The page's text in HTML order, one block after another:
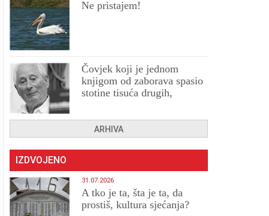
Ne pristajem!
Čovjek koji je jednom
knjigom od zaborava spasio
stotine tisuća drugih,
ARHIVA
IZDVOJENO
31.07.2026
A tko je ta, šta je ta, da
prostiš, kultura sjećanja?